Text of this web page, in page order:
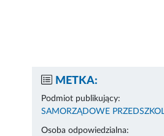
METKA:
Podmiot publikujący:
SAMORZĄDOWE
Osoba odpowiedzialna: